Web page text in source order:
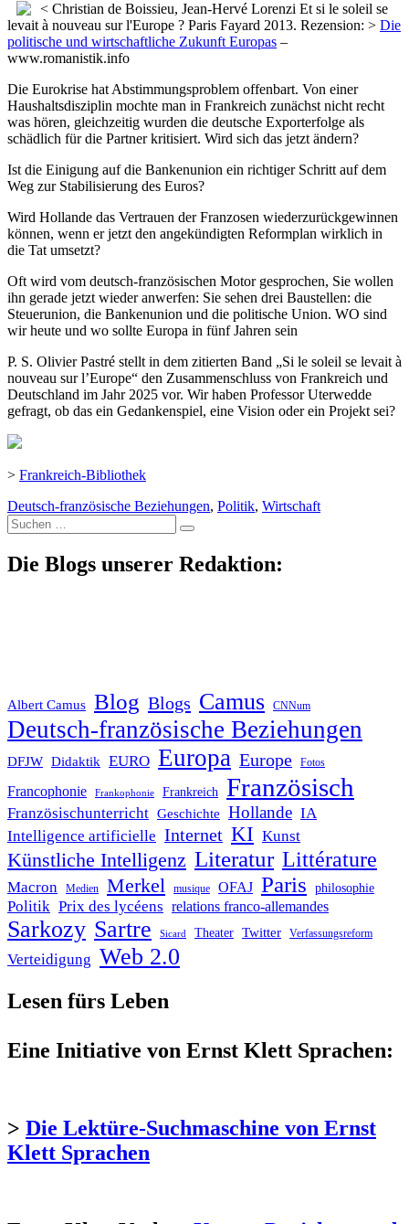
< Christian de Boissieu, Jean-Hervé Lorenzi Et si le soleil se
levait à nouveau sur l'Europe ? Paris Fayard 2013. Rezension: > Die
politische und wirtschaftliche Zukunft Europas –
www.romanistik.info
Die Eurokrise hat Abstimmungsproblem offenbart. Von einer
Haushaltsdisziplin mochte man in Frankreich zunächst nicht recht
was hören, gleichzeitig wurden die deutsche Exporterfolge als
schädlich für die Partner kritisiert. Wird sich das jetzt ändern?
Ist die Einigung auf die Bankenunion ein richtiger Schritt auf dem
Weg zur Stabilisierung des Euros?
Wird Hollande das Vertrauen der Franzosen wiederzurückgewinnen
können, wenn er jetzt den angekündigten Reformplan wirklich in
die Tat umsetzt?
Oft wird vom deutsch-französischen Motor gesprochen, Sie wollen
ihn gerade jetzt wieder anwerfen: Sie sehen drei Baustellen: die
Steuerunion, die Bankenunion und die politische Union. WO sind
wir heute und wo sollte Europa in fünf Jahren sein
P. S. Olivier Pastré stellt in dem zitierten Band „Si le soleil se levait à
nouveau sur l’Europe“ den Zusammenschluss von Frankreich und
Deutschland im Jahr 2025 vor. Wir haben Professor Uterwedde
gefragt, ob das ein Gedankenspiel, eine Vision oder ein Projekt sei?
> Frankreich-Bibliothek
Deutsch-französische Beziehungen, Politik, Wirtschaft
Suche
nach:
Die Blogs unserer Redaktion:
Albert Camus Blog Blogs Camus CNNum
Deutsch-französische Beziehungen
DFJW Didaktik EURO Europa Europe Fotos
Francophonie Frankophonie Frankreich Französisch
Französischunterricht Geschichte Hollande IA
Intelligence artificielle Internet KI Kunst
Künstliche Intelligenz Literatur Littérature
Macron Medien Merkel musique OFAJ Paris philosophie
Politik Prix des lycéens relations franco-allemandes
Sarkozy Sartre Sicard Theater Twitter Verfassungsreform
Verteidigung Web 2.0
Lesen fürs Leben
Eine Initiative von Ernst Klett Sprachen:
> Die Lektüre-Suchmaschine von Ernst
Klett Sprachen